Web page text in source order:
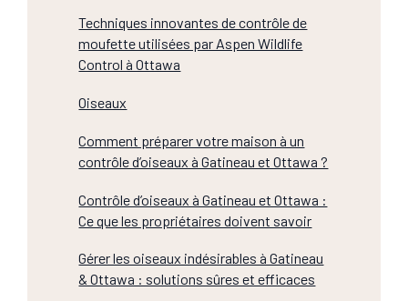
Techniques innovantes de contrôle de
moufette utilisées par Aspen Wildlife
Control à Ottawa
Oiseaux
Comment préparer votre maison à un
contrôle d’oiseaux à Gatineau et Ottawa ?
Contrôle d’oiseaux à Gatineau et Ottawa :
Ce que les propriétaires doivent savoir
Gérer les oiseaux indésirables à Gatineau
& Ottawa : solutions sûres et efficaces